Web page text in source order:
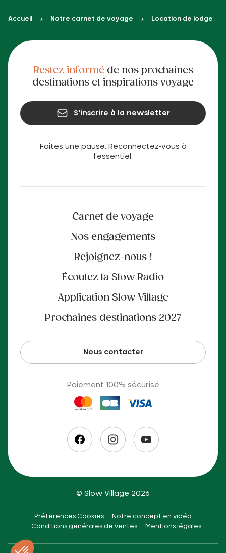
Accueil Notre carnet de voyage Location de lodge
Faites une pause. Reconnectez-vous à
l'essentiel.
Carnet de voyage
Nos engagements
Rejoignez-nous !
Écoutez la Slow Radio
Application Slow Village
Prochaines destinations 2027
Nous contacter
Paiement 100% sécurisé
Restez informéde nos prochaines
destinations et inspirations voyage
S'inscrire à la newsletter
© Slow Village 2026
Préférences Cookies
Notre concept en vidéo
Conditions générales de ventes
Mentions légales